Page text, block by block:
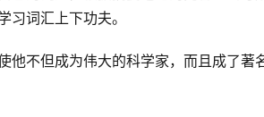
词汇上下功夫。
他不但成为伟大的科学家，而且成了著